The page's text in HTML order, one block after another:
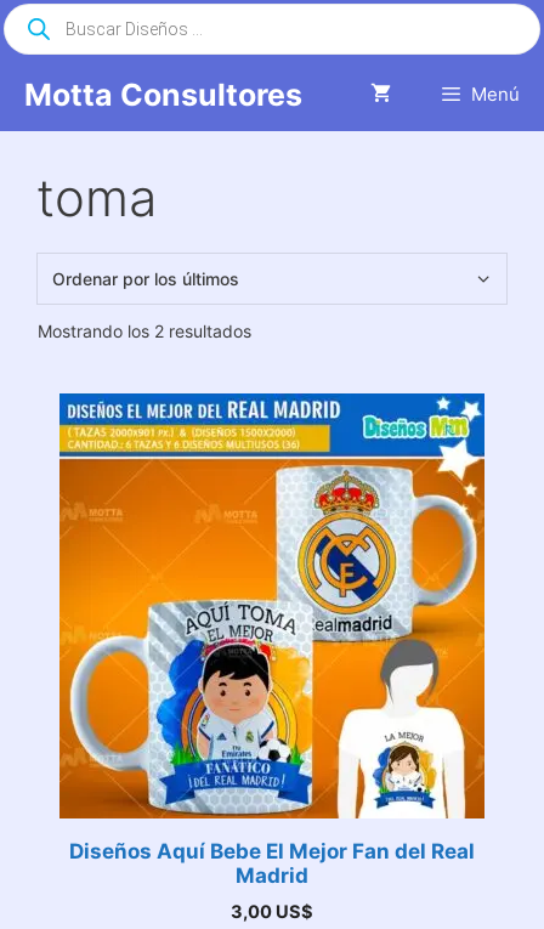
Saltar
al
Motta Consultores Menú
Búsqueda
de
productos
toma
Mostrando los 2 resultadosOrdenado
últimos
Diseños Aquí Bebe El Mejor Fan del Real
Madrid
3,00 US$